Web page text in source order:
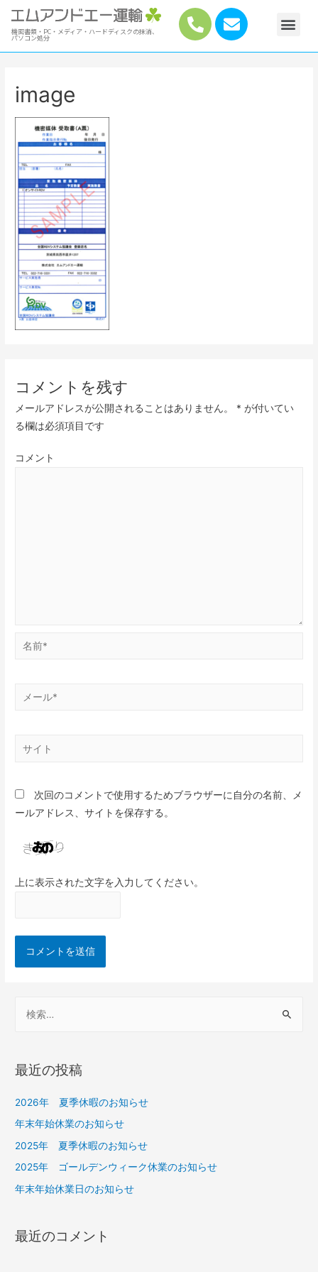
機密書類・PC・メディア・ハードディスクの抹消、
パソコン処分
image
コメントを残す
メールアドレスが公開されることはありません。 * が付いてい
る欄は必須項目です
コメント
次回のコメントで使用するためブラウザーに自分の名前、メ
ールアドレス、サイトを保存する。
上に表示された文字を入力してください。
最近の投稿
2026年 夏季休暇のお知らせ
年末年始休業のお知らせ
2025年 夏季休暇のお知らせ
2025年 ゴールデンウィーク休業のお知らせ
年末年始休業日のお知らせ
最近のコメント